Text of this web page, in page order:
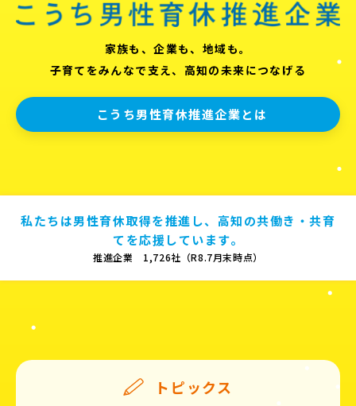
家族も、企業も、地域も。
子育てをみんなで支え、高知の未来につなげる
こうち男性育休推進企業とは
私たちは男性育休取得を推進し、高知の共働き・共育
てを応援しています。
推進企業 1,726社（R8.7月末時点）
トピックス